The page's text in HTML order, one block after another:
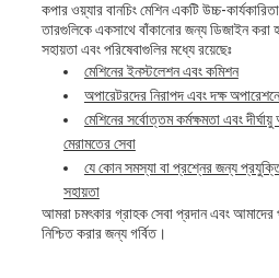
কপার ওয়্যার বানচিং মেশিন একটি উচ্চ-
তারগুলিকে একসাথে বাঁকানোর জন্য ডিজাইন
সহায়তা এবং পরিষেবাগুলির মধ্যে রয়েছেঃ
মেশিনের ইনস্টলেশন এবং কমিশন
অপারেটরদের নিরাপদ এবং দক্ষ
মেশিনের সর্বোত্তম কর্মক্ষমতা এবং
মেরামতের সেবা
যে কোন সমস্যা বা প্রশ্নের জন্য
সহায়তা
আমরা চমৎকার গ্রাহক সেবা প্রদান এবং আমাদের
নিশ্চিত করার জন্য গর্বিত।